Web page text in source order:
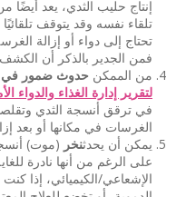
إنتاج حليب الثدي، يعد أيضًا
تلقاء نفسه وقد يتوقف
تحتاج إلى دواء أو إزالة
فمن الجدير بالذكر أن الكشف
من الممكن حدوث ضمور في
لتقرير إدارة الغذاء والدواء
في ترقق أنسجة الثدي
الغرسات في مكانها أو بعد
يمكن أن يحدثنخر (موت)
على الرغم من أنها نادرة
الإشعاعي/الكيميائي، إذا